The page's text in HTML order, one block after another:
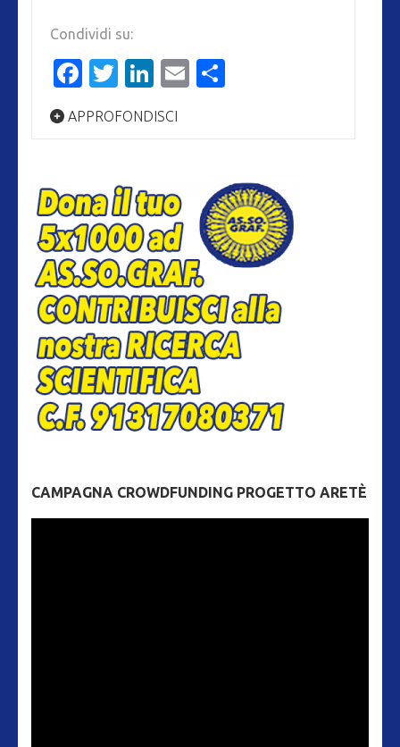
Condividi su:
Facebook
Twitter
LinkedIn
Email
APPROFONDISCI
CAMPAGNA CROWDFUNDING PROGETTO ARETÈ